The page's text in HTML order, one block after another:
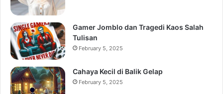
Gamer Jomblo dan Tragedi Kaos Salah
Tulisan
February 5, 2025
Cahaya Kecil di Balik Gelap
February 5, 2025